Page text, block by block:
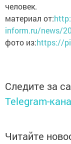
человек.
материал от:
inform.ru/news/
фото из:https://
Следите за
Telegram-
Читайте